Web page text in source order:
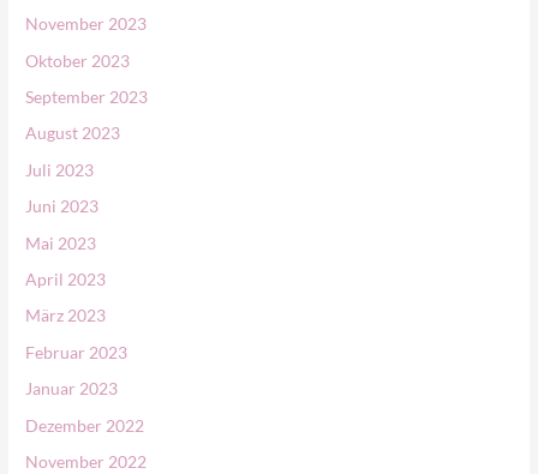
November 2023
Oktober 2023
September 2023
August 2023
Juli 2023
Juni 2023
Mai 2023
April 2023
März 2023
Februar 2023
Januar 2023
Dezember 2022
November 2022